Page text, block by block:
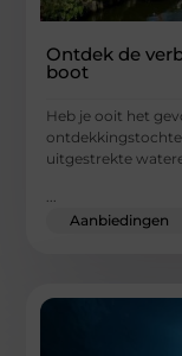
Ontdek de
boot
Heb je ooit het
uitgestrekte
...
Aanbiedingen